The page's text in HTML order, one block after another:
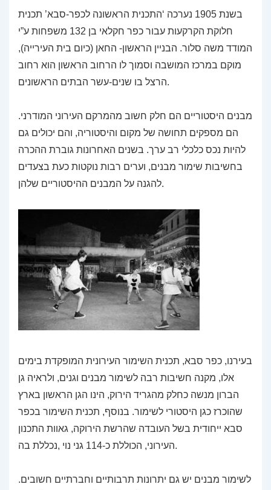
בשנת 1905 נערכה ‘התכנית הראשונה לכפר-סבא’ תכנית
חלוקת הקרקעות עבור כפר חקלאי בן 132 משפחות ע”י
המודד משה סלור. הבניין הראשון- החאן (כיום בית העירייה),
מוקם במרכז המושבה וסמוך לו הרחוב הראשון הוא רחוב
הרצל בו שנים-עשר הבתים הראשונים.
מבנים היסטוריים הם חלק חשוב מהמרקם העירוני המודרני.
הם מספקים תחושה של מקום והיסטוריה, והם יכולים גם
להיות נכס כלכלי רב ערך. בשנים האחרונות גוברת ההכרה
בחשיבות שימור מבנים, וערים רבות נוקטות כעת בצעדים
להגנה על המבנים ההיסטוריים שלהן.
בעירנו, כפר סבא, תכנית השימור העירונית המופקדת בימים
אלו, מקנה חשיבות רבה לשימור מבנים וגנים, ולראיה גן
הברון מנשה כחלק מהגריד הירוק, הינו הגן הראשון בארץ
שהוכרז כגן היסטורי לשימור. בנוסף, תכנית השימור בכפר
סבא ייחודית בשל העובדה שהרשת הירוקה, גאוות התכנון
העירוני, הכוללת כ-114 גני נוי ,נכללת בה.
לשימור מבנים יש גם יתרונות תרבותיים וחברתיים חשובים.